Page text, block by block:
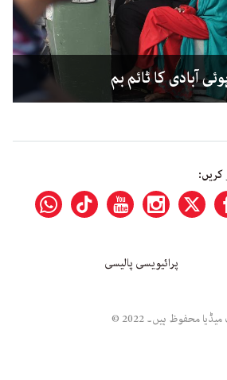
آبادی کا ٹائم بم
کریں:
پرائیویسی پالیسی
محفوظ ہیں۔ 2022 ©